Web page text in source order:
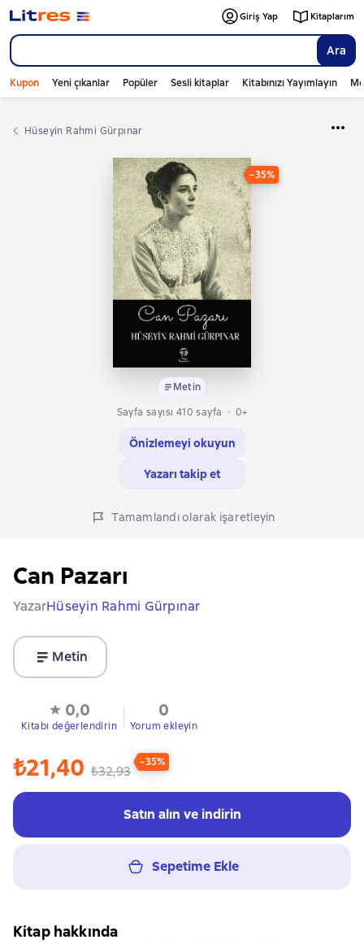
Ara
Giriş Yap Kitaplarım
Kupon Yeni çıkanlar Popüler Sesli kitaplar Kitabınızı Yayımlayın
Hüseyin Rahmi Gürpınar
−35%
Metin
Sayfa sayısı 410 sayfa
0+
Önizlemeyi okuyun
Yazarı takip et
Tamamlandı olarak işaretleyin
Can Pazarı
YazarHüseyin Rahmi Gürpınar
Metin
0,0
Kitabı değerlendirin
0
Yorum ekleyin
₺21,40 ₺32,93
−35%
Satın alın ve indirin
Sepetime Ekle
Kitap hakkında